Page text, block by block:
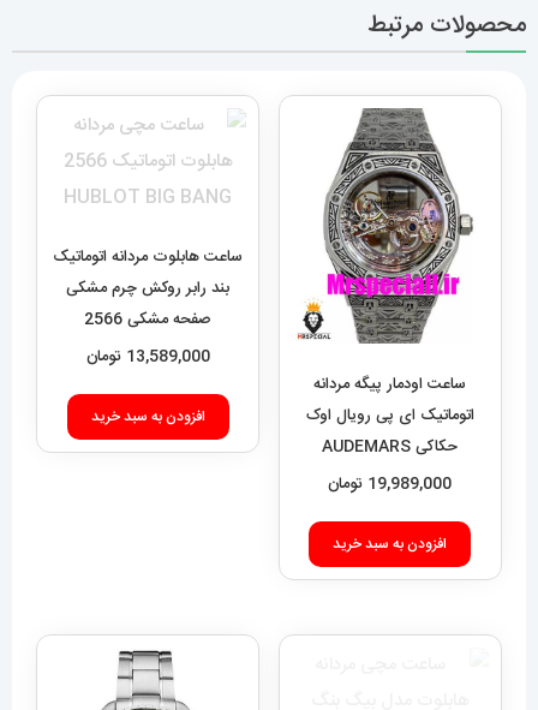
محصولات مرتبط
ساعت اودمار پیگه مردانه
اتوماتیک ای پی رویال اوک
حکاکی AUDEMARS
PIGUET ROYAL Oak
19,989,000 تومان
افزودن به سبد خرید
ساعت هابلوت مردانه اتوماتیک
بند رابر روکش چرم مشکی
صفحه مشکی 2566
HUBLOT BIG BANG
13,589,000 تومان
افزودن به سبد خرید